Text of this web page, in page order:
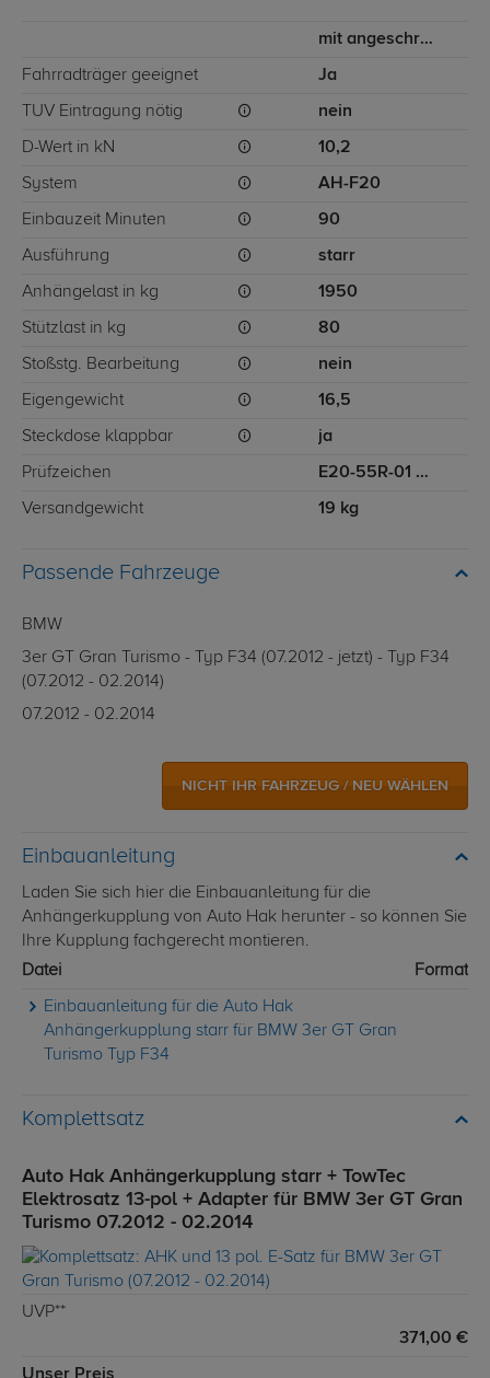
mit angeschraubtem Kugelkopf
Fahrradträger geeignet Ja
TÜV Eintragung nötig nein
D-Wert in kN 10,2
System AH-F20
Einbauzeit Minuten 90
Ausführung starr
Anhängelast in kg 1950
Stützlast in kg 80
Stoßstg. Bearbeitung nein
Eigengewicht 16,5
Steckdose klappbar ja
Prüfzeichen E20-55R-01 4827
Versandgewicht 19 kg
Passende Fahrzeuge
BMW
3er GT Gran Turismo - Typ F34 (07.2012 - jetzt) - Typ F34
(07.2012 - 02.2014)
07.2012 - 02.2014
NICHT IHR FAHRZEUG / NEU WÄHLEN
Einbauanleitung
Laden Sie sich hier die Einbauanleitung für die
Anhängerkupplung von Auto Hak herunter - so können Sie
Ihre Kupplung fachgerecht montieren.
Datei
Format
Einbauanleitung für die Auto Hak
Anhängerkupplung starr für BMW 3er GT Gran
Turismo Typ F34
Komplettsatz
Auto Hak Anhängerkupplung starr + TowTec
Elektrosatz 13-pol + Adapter für BMW 3er GT Gran
Turismo 07.2012 - 02.2014
UVP**
371,00 €